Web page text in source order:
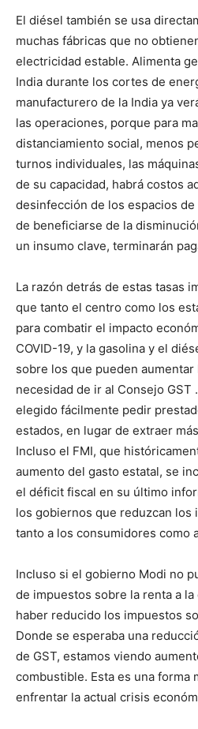
El diésel también se usa
muchas fábricas que no
electricidad estable. Alimenta
India durante los cortes de
manufacturero de la India ya
las operaciones, porque para
distanciamiento social, menos
turnos individuales, las
de su capacidad, habrá costos
desinfección de los espacios
de beneficiarse de la
un insumo clave, terminarán
La razón detrás de estas tasas
que tanto el centro como los
para combatir el impacto
COVID-19, y la gasolina y el
sobre los que pueden
necesidad de ir al Consejo GST
elegido fácilmente pedir
estados, en lugar de extraer
Incluso el FMI, que
aumento del gasto estatal, se
el déficit fiscal en su último
los gobiernos que reduzcan los
tanto a los consumidores como
Incluso si el gobierno Modi no
de impuestos sobre la renta a
haber reducido los impuestos
Donde se esperaba una
de GST, estamos viendo
combustible. Esta es una forma
enfrentar la actual crisis